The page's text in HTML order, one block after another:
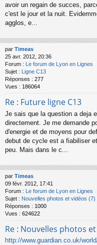
avoir un regain de succes,
c'est le jour et la nuit.
agglos, e...
par Timeas
25 avr. 2012, 20:36
Forum : Le forum de Lyon en Lignes
Sujet : Ligne C13
Réponses : 277
Vues : 186064
Re : Future ligne C13
Je sais que la question a deja
directement. Je me demande
d'energie et de moyens pour
debut de cycle est a fiabiliser
peu. Mais dans le c...
par Timeas
09 févr. 2012, 17:41
Forum : Le forum de Lyon en Lignes
Sujet : Nouvelles photos et vidéos (7)
Réponses : 1000
Vues : 624622
Re : Nouvelles photos
http://www.guardian.co.uk/